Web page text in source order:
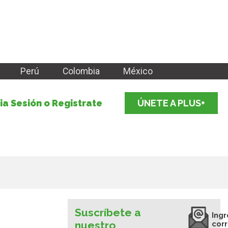
Perú Colombia México
Sesión o Registrate ÚNETE A PLUS+
Suscríbete a
nuestro